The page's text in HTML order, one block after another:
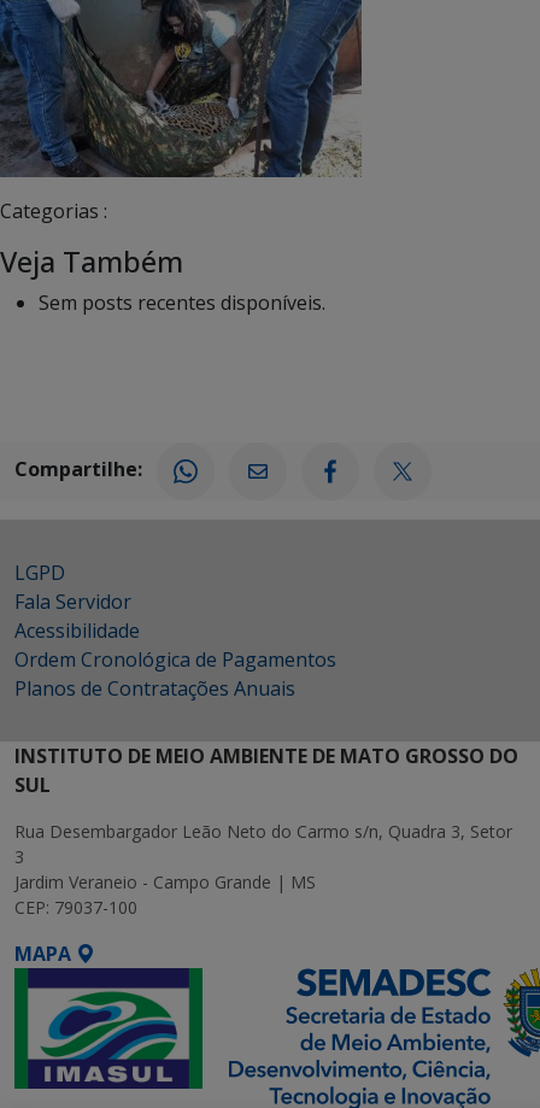
Categorias :
Veja Também
Sem posts recentes disponíveis.
Compartilhe:
LGPD
Fala Servidor
Acessibilidade
Ordem Cronológica de Pagamentos
Planos de Contratações Anuais
INSTITUTO DE MEIO AMBIENTE DE MATO GROSSO DO
SUL
Rua Desembargador Leão Neto do Carmo s/n, Quadra 3, Setor
3
Jardim Veraneio - Campo Grande | MS
CEP: 79037-100
MAPA